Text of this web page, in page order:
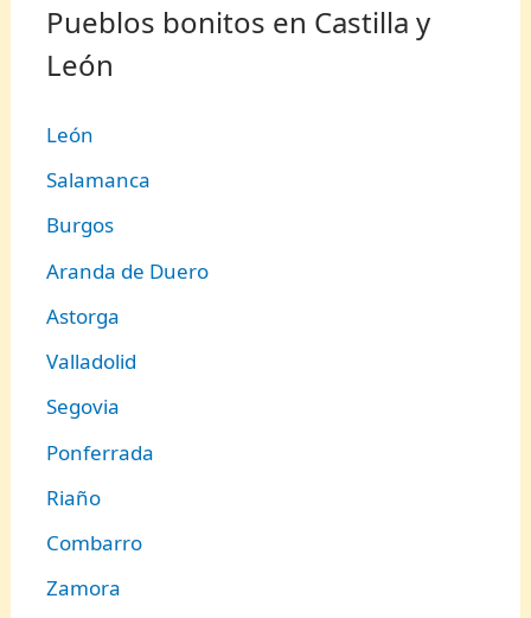
Pueblos bonitos en Castilla y
León
León
Salamanca
Burgos
Aranda de Duero
Astorga
Valladolid
Segovia
Ponferrada
Riaño
Combarro
Zamora